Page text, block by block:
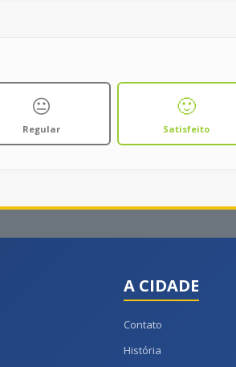
😐
Regular
🙂
Satisfeito
A CIDADE
Contato
História